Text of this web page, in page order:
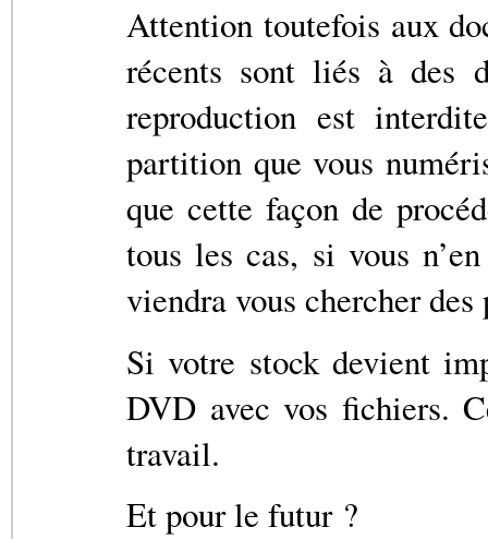
Attention toutefois aux
récents sont liés à des
reproduction est
partition que vous
que cette façon de
tous les cas, si vous
viendra vous chercher
Si votre stock devient
DVD avec vos fichiers.
travail.
Et pour le futur ?